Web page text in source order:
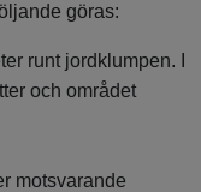
göras:
runt jordklumpen. I
och området
motsvarande